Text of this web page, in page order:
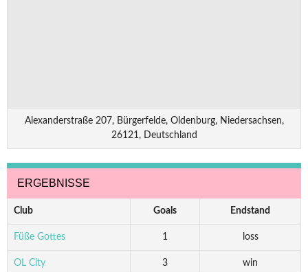
Alexanderstraße 207, Bürgerfelde, Oldenburg, Niedersachsen,
26121, Deutschland
ERGEBNISSE
Club Goals Endstand
Füße Gottes 1 loss
OL City 3 win